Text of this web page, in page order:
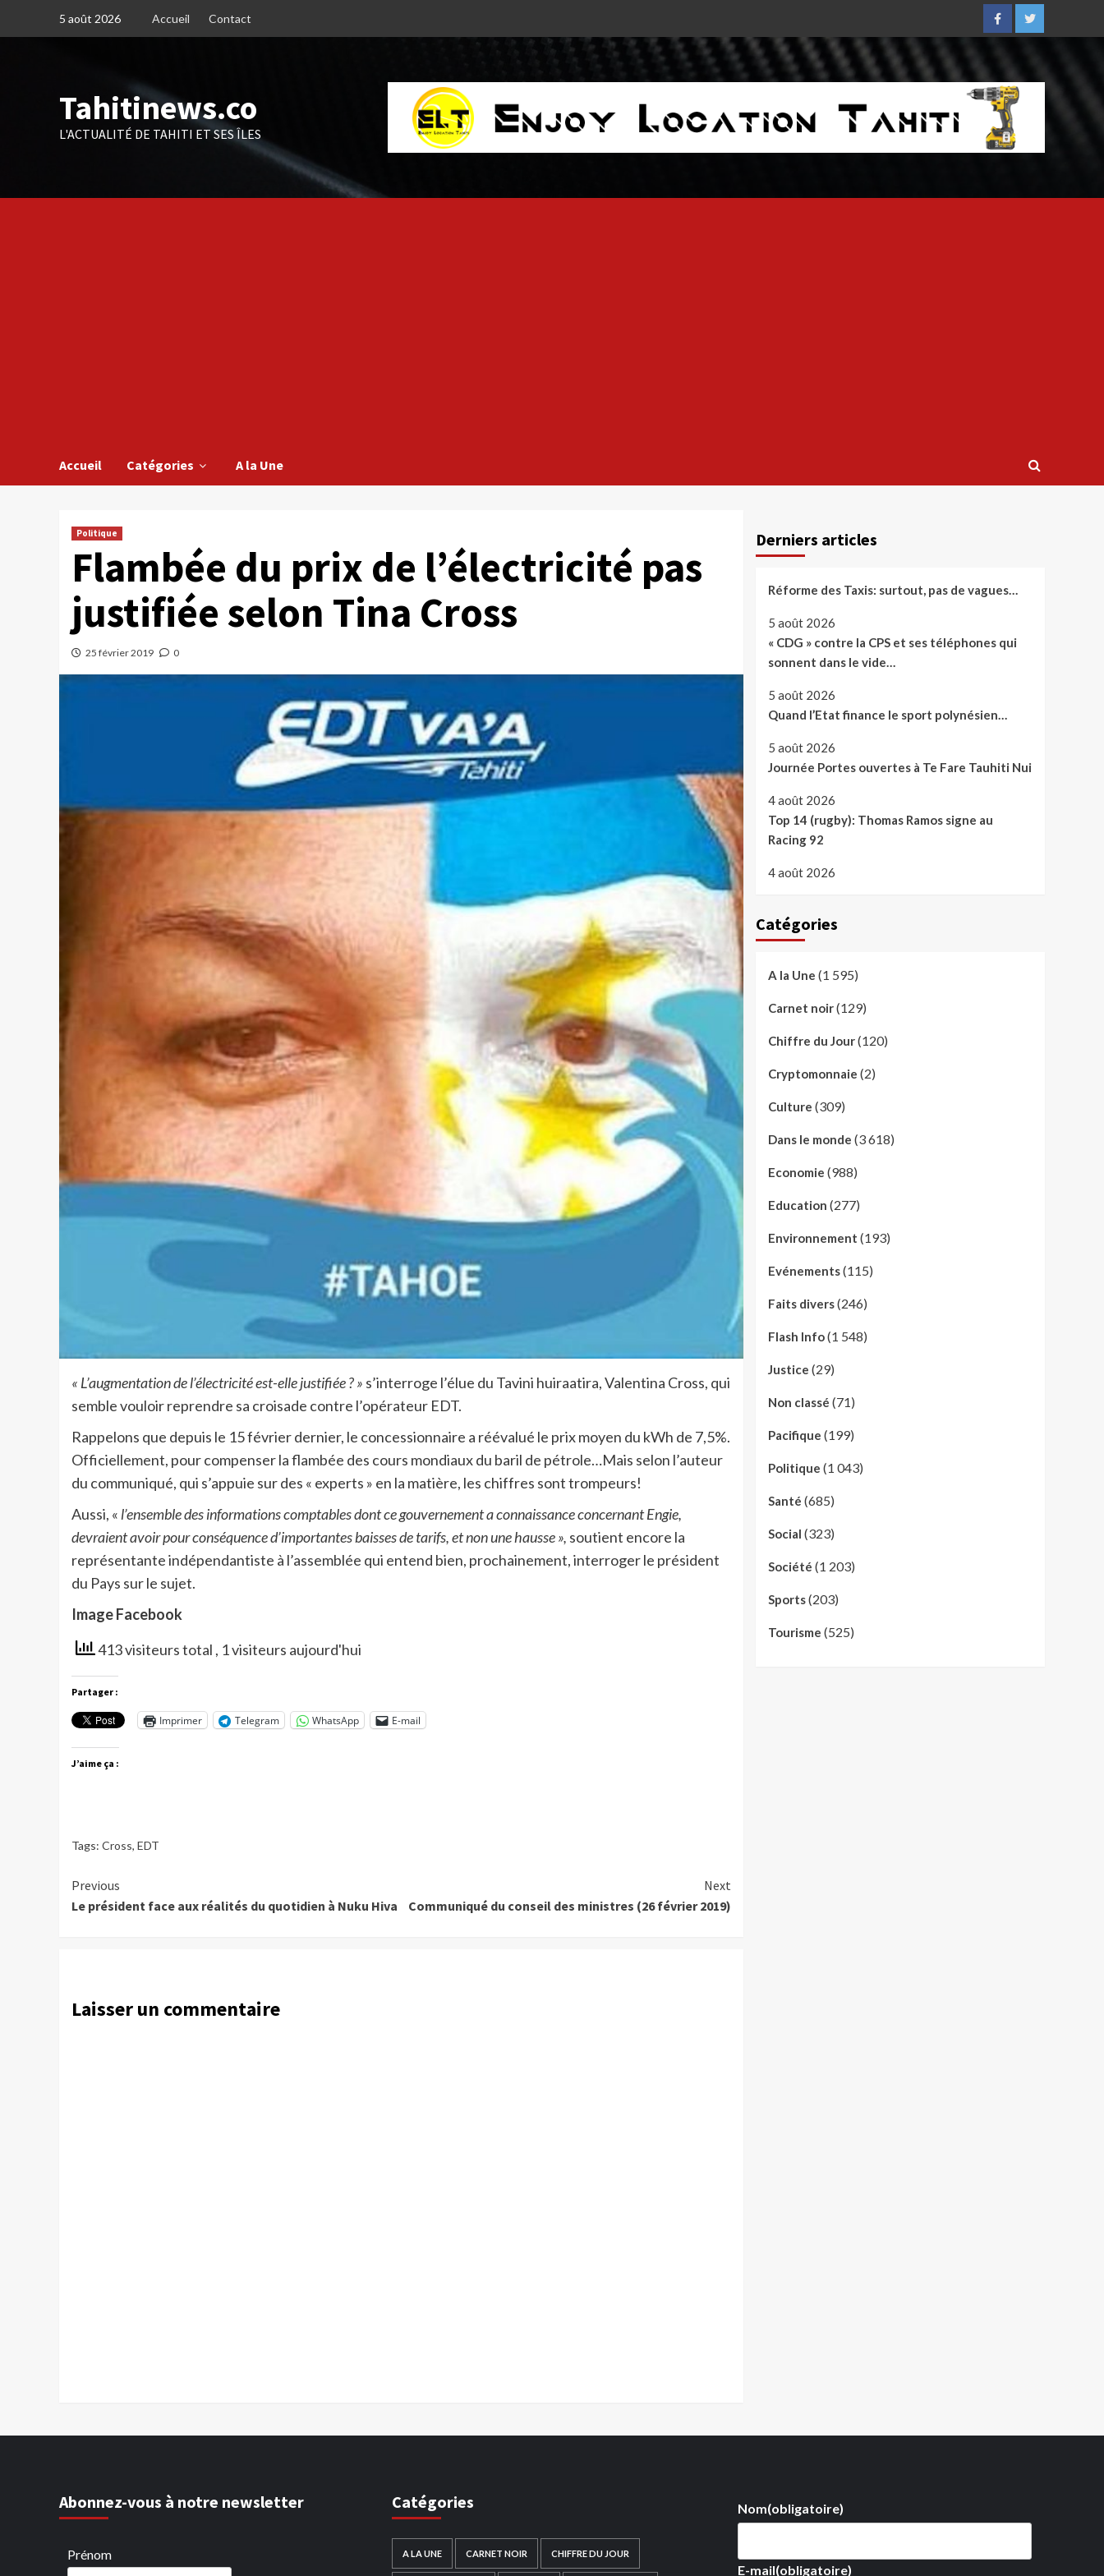
5 août 2026 Accueil Contact
FacebookTwitter
Tahitinews.co
L'ACTUALITÉ DE TAHITI ET SES ÎLES
Accueil Catégories A la Une
Politique
Flambée du prix de l’électricité pas
justifiée selon Tina Cross
25 février 2019 0
« L’augmentation de l’électricité est-elle justifiée ? » s’interroge l’élue du Tavini huiraatira, Valentina Cross, qui
semble vouloir reprendre sa croisade contre l’opérateur EDT.
Rappelons que depuis le 15 février dernier, le concessionnaire a réévalué le prix moyen du kWh de 7,5%.
Officiellement, pour compenser la flambée des cours mondiaux du baril de pétrole…Mais selon l’auteur
du communiqué, qui s’appuie sur des « experts » en la matière, les chiffres sont trompeurs!
Aussi, « l’ensemble des informations comptables dont ce gouvernement a connaissance concernant Engie,
devraient avoir pour conséquence d’importantes baisses de tarifs, et non une hausse », soutient encore la
représentante indépendantiste à l’assemblée qui entend bien, prochainement, interroger le président
du Pays sur le sujet.
Image Facebook
413 visiteurs total , 1 visiteurs aujourd'hui
Partager :
Imprimer Telegram WhatsApp E-mail
J’aime ça :
Tags: Cross, EDT
Continue
Reading
Previous
Le président face aux réalités du quotidien à Nuku Hiva
Next
Communiqué du conseil des ministres (26 février 2019)
Laisser un commentaire
Derniers articles
Réforme des Taxis: surtout, pas de vagues…
5 août 2026
« CDG » contre la CPS et ses téléphones qui
sonnent dans le vide…
5 août 2026
Quand l’Etat finance le sport polynésien…
5 août 2026
Journée Portes ouvertes à Te Fare Tauhiti Nui
4 août 2026
Top 14 (rugby): Thomas Ramos signe au
Racing 92
4 août 2026
Catégories
A la Une (1 595)
Carnet noir(129)
Chiffre du Jour(120)
Cryptomonnaie (2)
Culture (309)
Dans le monde (3 618)
Economie (988)
Education (277)
Environnement (193)
Evénements(115)
Faits divers(246)
Flash Info(1 548)
Justice (29)
Non classé (71)
Pacifique (199)
Politique (1 043)
Santé (685)
Social (323)
Société (1 203)
Sports(203)
Tourisme (525)
Abonnez-vous à notre newsletter
Prénom
Catégories
A LA UNE CARNET NOIR CHIFFRE DU JOUR
Nom(obligatoire)
E-mail(obligatoire)